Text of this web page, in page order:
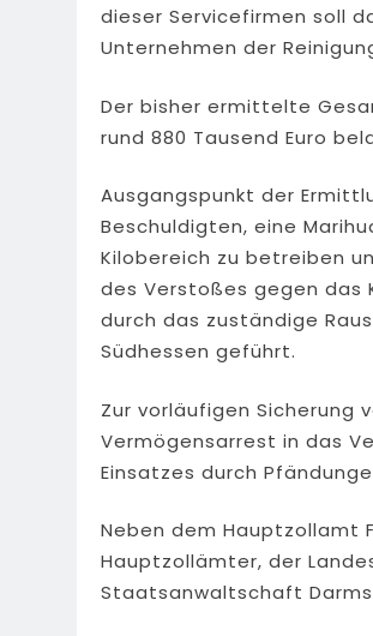
dieser Servicefirmen soll
Unternehmen der
Der bisher ermittelte
rund 880 Tausend Euro
Ausgangspunkt der
Beschuldigten, eine
Kilobereich zu betreiben
des Verstoßes gegen das
durch das zuständige
Südhessen geführt.
Zur vorläufigen Sicherung
Vermögensarrest in das
Einsatzes durch
Neben dem Hauptzollamt
Hauptzollämter, der
Staatsanwaltschaft